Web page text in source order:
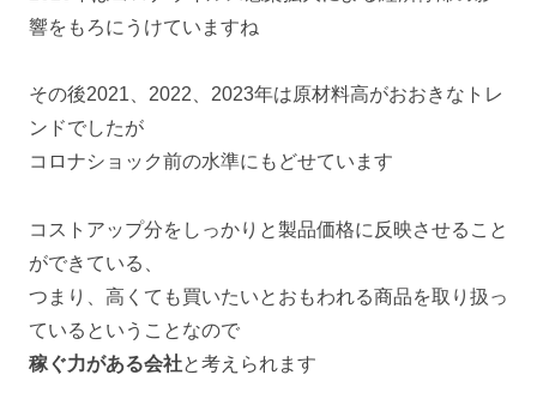
響をもろにうけていますね
その後2021、2022、2023年は原材料高がおおきなトレ
ンドでしたが
コロナショック前の水準にもどせています
コストアップ分をしっかりと製品価格に反映させること
ができている、
つまり、高くても買いたいとおもわれる商品を取り扱っ
ているということなので
稼ぐ力がある会社と考えられます